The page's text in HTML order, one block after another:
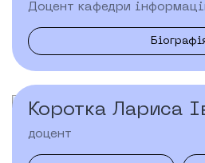
Доцент кафедри
Коротка Лариса
доцент